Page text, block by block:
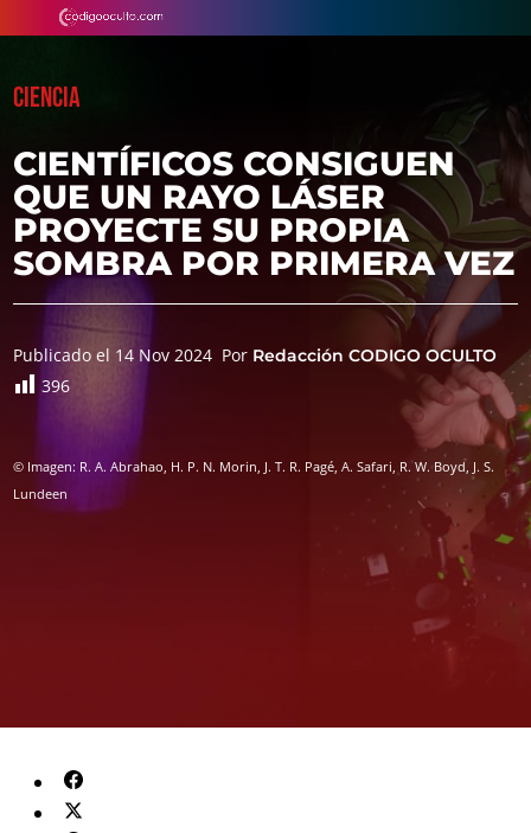
CIENCIA
CIENTÍFICOS CONSIGUEN
QUE UN RAYO LÁSER
PROYECTE SU PROPIA
SOMBRA POR PRIMERA VEZ
Publicado el 14 Nov 2024 Por Redacción CODIGO OCULTO
396
© Imagen: R. A. Abrahao, H. P. N. Morin, J. T. R. Pagé, A. Safari, R. W. Boyd, J. S.
Lundeen